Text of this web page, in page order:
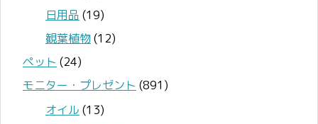
日用品 (19)
観葉植物(12)
ペット (24)
モニター・プレゼント (891)
オイル (13)